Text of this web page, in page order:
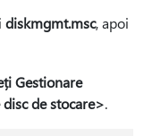
diskmgmt.msc, apoi
Gestionare
de stocare>.